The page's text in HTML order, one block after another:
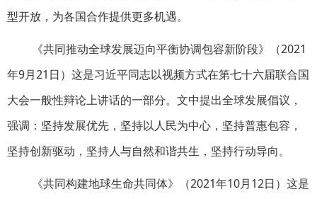
型开放，为各国合作提供更多机遇。
《共同推动全球发展迈向平衡协调包容新阶段》（2021
年9月21日）这是习近平同志以视频方式在第七十六届联合国
大会一般性辩论上讲话的一部分。文中提出全球发展倡议，
强调：坚持发展优先，坚持以人民为中心，坚持普惠包容，
坚持创新驱动，坚持人与自然和谐共生，坚持行动导向。
《共同构建地球生命共同体》（2021年10月12日）这是